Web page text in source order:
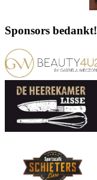
Sponsors bedankt!